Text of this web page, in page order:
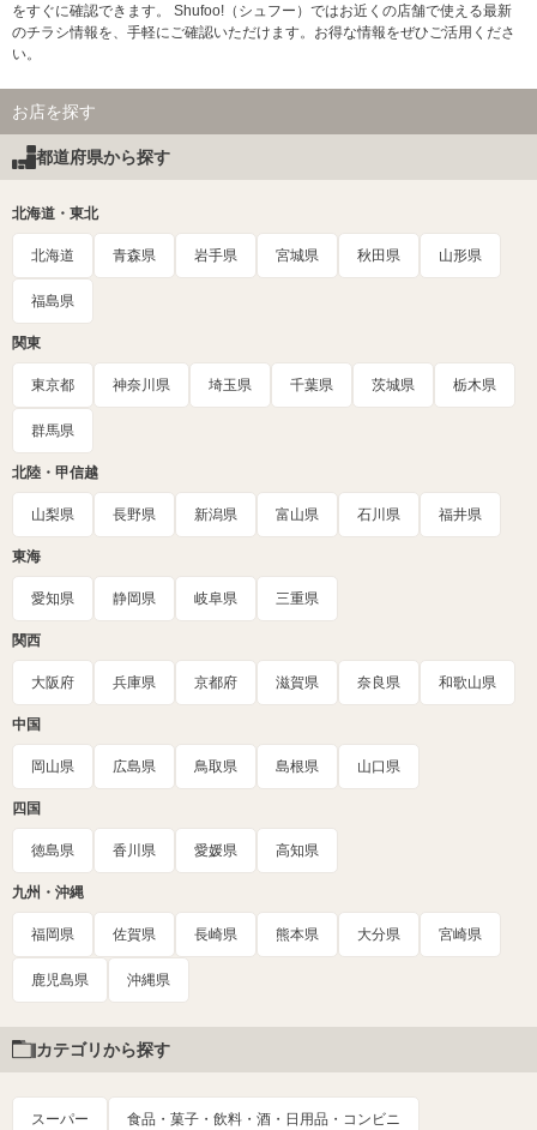
をすぐに確認できます。 Shufoo!（シュフー）ではお近くの店舗で使える最新
のチラシ情報を、手軽にご確認いただけます。お得な情報をぜひご活用くださ
い。
お店を探す
都道府県から探す
北海道・東北
北海道 青森県 岩手県 宮城県 秋田県 山形県
福島県
関東
東京都 神奈川県 埼玉県 千葉県 茨城県 栃木県
群馬県
北陸・甲信越
山梨県 長野県 新潟県 富山県 石川県 福井県
東海
愛知県 静岡県 岐阜県 三重県
関西
大阪府 兵庫県 京都府 滋賀県 奈良県 和歌山県
中国
岡山県 広島県 鳥取県 島根県 山口県
四国
徳島県 香川県 愛媛県 高知県
九州・沖縄
福岡県 佐賀県 長崎県 熊本県 大分県 宮崎県
鹿児島県 沖縄県
カテゴリから探す
スーパー 食品・菓子・飲料・酒・日用品・コンビニ